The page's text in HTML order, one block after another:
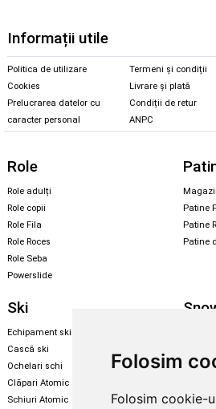
Folosim
Folosim cookie-
Informații utile
Politica de utilizare
Cookies
Prelucrarea datelor cu
caracter personal
Termeni și condiții
Livrare și plată
Condiții de retur
ANPC
Role
Role adulți
Role copii
Role Fila
Role Roces
Role Seba
Powerslide
Patine
Patine
Patine
Ski
Echipament ski
Cască ski
Ochelari schi
Clăpari Atomic
Schiuri Atomic